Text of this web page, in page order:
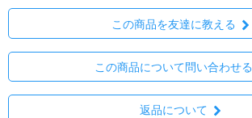
この商品を友達に教える
この商品について問い合わせる
返品について